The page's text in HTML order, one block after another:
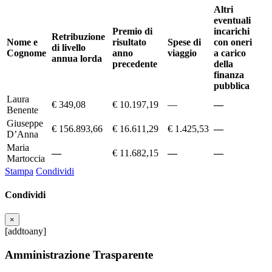
Nome e
Cognome
Retribuzione
di livello
annua lorda
Premio di
risultato
anno
precedente
Spese di
viaggio
Altri
eventuali
incarichi
con oneri
a carico
della
finanza
pubblica
Laura
Benente
€ 349,08 € 10.197,19 —
—
Giuseppe
D’Anna
€ 156.893,66 € 16.611,29 € 1.425,53 —
Maria
Martoccia
— € 11.682,15 —
—
Stampa Condividi
Condividi
×
[addtoany]
Amministrazione Trasparente